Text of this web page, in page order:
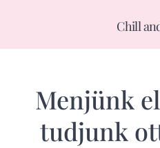
Chill
Menjünk
tudjunk